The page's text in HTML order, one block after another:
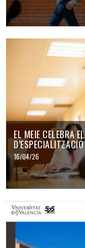
EL MEIE CELEBRA
16/04/26